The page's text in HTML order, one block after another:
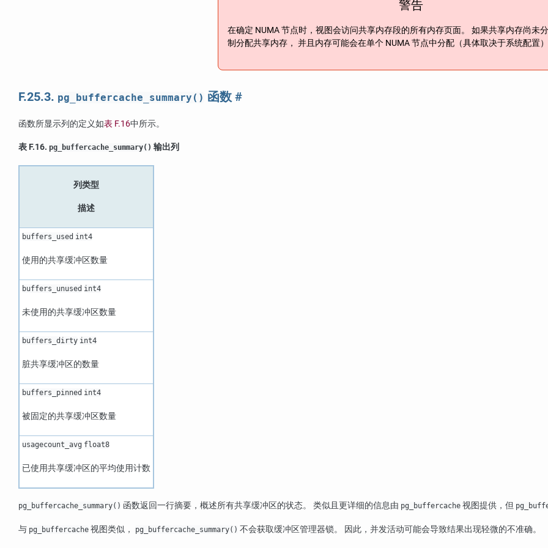
警告
在确定 NUMA节点时，视图会访问共享内存段的所有内存页面。 如果共享内存尚未
制分配共享内存， 并且内存可能会在单个 NUMA节点中分配（具体取决于系统配置）
F.25.3. pg_buffercache_summary() 函数 #
函数所显示列的定义如表 F.16中所示。
表 F.16. pg_buffercache_summary() 输出列
列类型
描述
buffers_used int4
使用的共享缓冲区数量
buffers_unused int4
未使用的共享缓冲区数量
buffers_dirty int4
脏共享缓冲区的数量
buffers_pinned int4
被固定的共享缓冲区数量
usagecount_avg float8
已使用共享缓冲区的平均使用计数
pg_buffercache_summary() 函数返回一行摘要，概述所有共享缓冲区的状态。 类似且更详细的信息由 pg_buffercache 视图提供，但
与 pg_buffercache 视图类似， pg_buffercache_summary() 不会获取缓冲区管理器锁。 因此，并发活动可能会导致结果出现轻微的不准确。